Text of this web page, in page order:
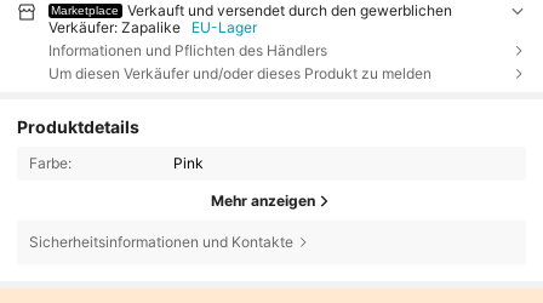
Marketplace
Verkauft und versendet durch den gewerblichen
Verkäufer: Zapalike
EU-Lager
Informationen und Pflichten des Händlers
Um diesen Verkäufer und/oder dieses Produkt zu melden
Produktdetails
Farbe: Pink
Mehr anzeigen
Sicherheitsinformationen und Kontakte